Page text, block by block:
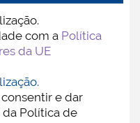
com a Política
da UE
e dar
da Política de